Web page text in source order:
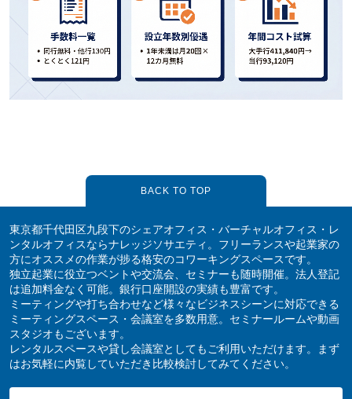
BACK TO TOP
東京都千代田区九段下のシェアオフィス・バーチャルオフィス・レ
ンタルオフィスならナレッジソサエティ。フリーランスや起業家の
方にオススメの作業が捗る格安のコワーキングスペースです。
独立起業に役立つベントや交流会、セミナーも随時開催。法人登記
は追加料金なく可能。銀行口座開設の実績も豊富です。
ミーティングや打ち合わせなど様々なビジネスシーンに対応できる
ミーティングスペース・会議室を多数用意。セミナールームや動画
スタジオもございます。
レンタルスペースや貸し会議室としてもご利用いただけます。まず
はお気軽に内覧していただき比較検討してみてください。